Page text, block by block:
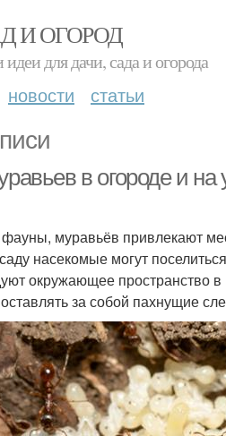
И ОГОРОД
для дачи, сада и огорода
новости статьи
в огороде и
фауны, муравьёв привлекают
насекомые могут
окружающее пространство
за собой пахнущие